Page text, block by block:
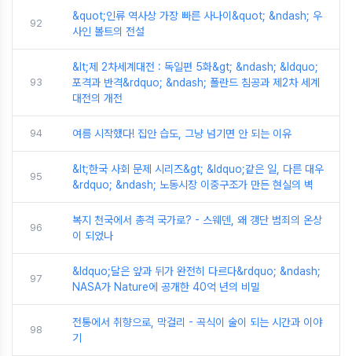
92
&quot;인류 역사상 가장 빠른 사나이&quot; &ndash; 우
사인 볼트의 전설
93
&lt;제 2차세계대전 : 독일편 5화&gt; &ndash; &ldquo;
포격과 반격&rdquo; &ndash; 폴란드 침공과 제2차 세계
대전의 개전
94 여름 시작했다! 집안 습도, 그냥 넘기면 안 되는 이유
95
&lt;한국 사회 문제 시리즈&gt; &ldquo;같은 일, 다른 대우
&rdquo; &ndash; 노동시장 이중구조가 만든 현실의 벽
96
복지 천국에서 총격 국가로? - 스웨덴, 왜 갱단 범죄의 온상
이 되었나
97
&ldquo;달은 앞과 뒤가 완전히 다르다&rdquo; &ndash;
NASA가 Nature에 공개한 40억 년의 비밀
98
전통에서 취향으로, 막걸리 - 곡식이 술이 되는 시간과 이야
기